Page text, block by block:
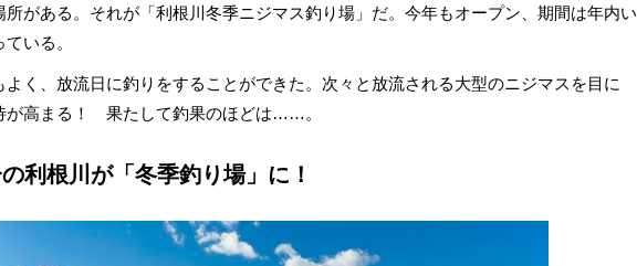
所がある。それが「利根川冬季ニジマス釣り場」だ。今年もオープン、期間は年内い
いる。
く、放流日に釣りをすることができた。次々と放流される大型のニジマスを目に
が高まる！ 果たして釣果のほどは……。
利根川が「冬季釣り場」に！